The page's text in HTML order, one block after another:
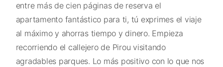
entre más de cien páginas de reserva el
apartamento fantástico para ti, tú exprimes el viaje
al máximo y ahorras tiempo y dinero. Empieza
recorriendo el callejero de Pirou visitando
agradables parques. Lo más positivo con lo que nos